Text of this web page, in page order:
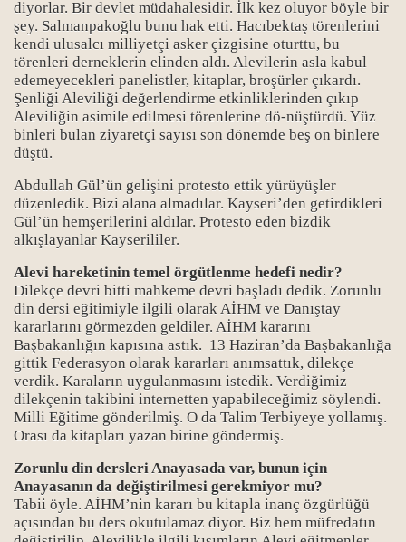
diyorlar. Bir devlet müdahalesidir. İlk kez oluyor böyle bir
şey. Salmanpakoğlu bunu hak etti. Hacıbektaş törenlerini
kendi ulusalcı milliyetçi asker çizgisine oturttu, bu
törenleri derneklerin elinden aldı. Alevilerin asla kabul
edemeyecekleri panelistler, kitaplar, broşürler çıkardı.
Şenliği Aleviliği değerlendirme etkinliklerinden çıkıp
Aleviliğin asimile edilmesi törenlerine dö-nüştürdü. Yüz
binleri bulan ziyaretçi sayısı son dönemde beş on binlere
düştü.
Abdullah Gül’ün gelişini protesto ettik yürüyüşler
düzenledik. Bizi alana almadılar. Kayseri’den getirdikleri
Gül’ün hemşerilerini aldılar. Protesto eden bizdik
alkışlayanlar Kayserililer.
Alevi hareketinin temel örgütlenme hedefi nedir?
Dilekçe devri bitti mahkeme devri başladı dedik. Zorunlu
din dersi eğitimiyle ilgili olarak AİHM ve Danıştay
kararlarını görmezden geldiler. AİHM kararını
Başbakanlığın kapısına astık. 13 Haziran’da Başbakanlığa
gittik Federasyon olarak kararları anımsattık, dilekçe
verdik. Karaların uygulanmasını istedik. Verdiğimiz
dilekçenin takibini internetten yapabileceğimiz söylendi.
Milli Eğitime gönderilmiş. O da Talim Terbiyeye yollamış.
Orası da kitapları yazan birine göndermiş.
Zorunlu din dersleri Anayasada var, bunun için
Anayasanın da değiştirilmesi gerekmiyor mu?
Tabii öyle. AİHM’nin kararı bu kitapla inanç özgürlüğü
açısından bu ders okutulamaz diyor. Biz hem müfredatın